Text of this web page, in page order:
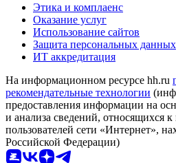
Этика и комплаенс
Оказание услуг
Использование сайтов
Защита персональных данных
ИТ аккредитация
На информационном ресурсе hh.ru
рекомендательные технологии
предоставления информации на
и анализа сведений, относящихся
пользователей сети «Интернет»,
Российской Федерации)